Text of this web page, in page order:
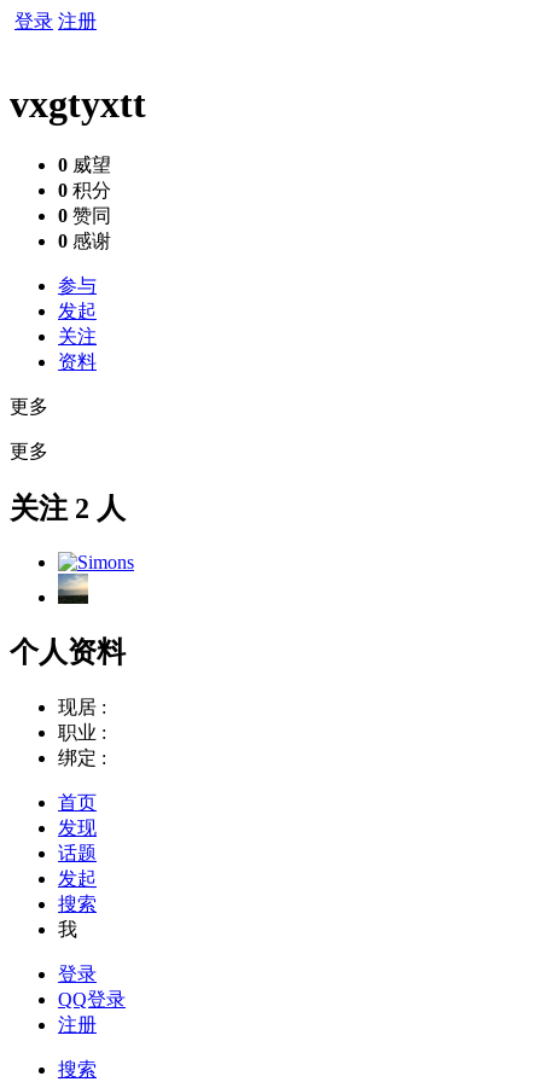
登录 注册
vxgtyxtt
0 威望
0 积分
0 赞同
0 感谢
参与
发起
关注
资料
更多
更多
关注 2 人
个人资料
现居 :
职业 :
绑定 :
首页
发现
话题
发起
搜索
我
登录
QQ登录
注册
搜索